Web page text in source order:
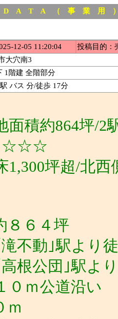
D A T A （ 事 業 用
12-05 11:20:04
投稿目的：
大穴南3
1階建 全階部分
バス 分/徒歩 17分
約864坪/2駅
☆☆☆
超/北西側
８６４坪
不動｣駅より
根公団｣駅よ
０ｍ公道沿い
ｍ